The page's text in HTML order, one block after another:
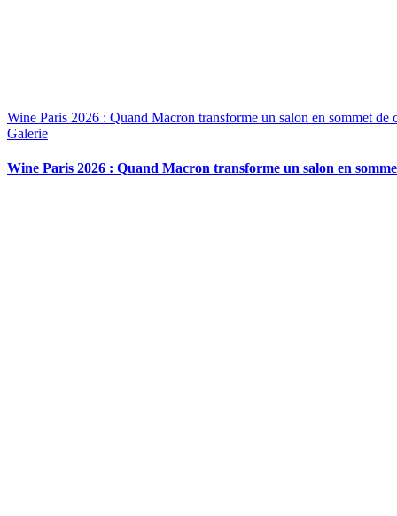
Wine Paris 2026 : Quand Macron transforme un salon en sommet de
Galerie
Wine Paris 2026 : Quand Macron transforme un salon en